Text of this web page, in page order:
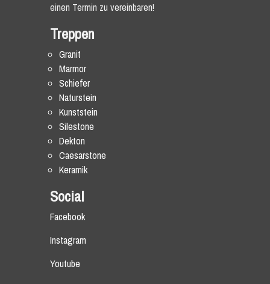
einen Termin zu vereinbaren!
Treppen
Granit
Marmor
Schiefer
Naturstein
Kunststein
Silestone
Dekton
Caesarstone
Keramik
Social
Facebook
Instagram
Youtube